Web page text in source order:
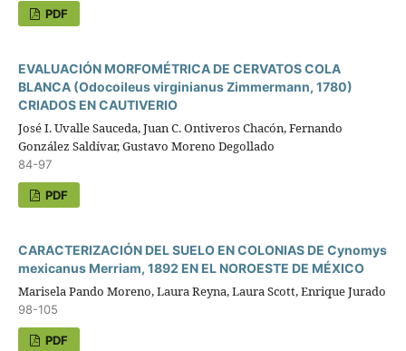
PDF
EVALUACIÓN MORFOMÉTRICA DE CERVATOS COLA
BLANCA (Odocoileus virginianus Zimmermann, 1780)
CRIADOS EN CAUTIVERIO
José I. Uvalle Sauceda, Juan C. Ontiveros Chacón, Fernando
González Saldívar, Gustavo Moreno Degollado
84-97
PDF
CARACTERIZACIÓN DEL SUELO EN COLONIAS DE Cynomys
mexicanus Merriam, 1892 EN EL NOROESTE DE MÉXICO
Marisela Pando Moreno, Laura Reyna, Laura Scott, Enrique Jurado
98-105
PDF